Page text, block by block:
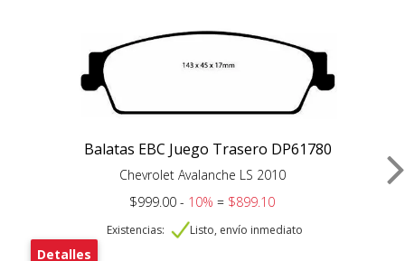
Balatas EBC Juego Trasero DP61780
Chevrolet Avalanche LS 2010
$999.00 - 10%= $899.10
Existencias: Listo, envío inmediato
Detalles